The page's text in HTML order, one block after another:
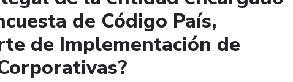
de Código País,
de Implementación de